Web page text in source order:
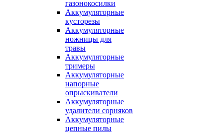
газонокосилки
Аккумуляторные
кусторезы
Аккумуляторные
ножницы для
травы
Аккумуляторные
тримеры
Аккумуляторные
напорные
опрыскиватели
Аккумуляторные
удалители сорняков
Аккумуляторные
цепные пилы